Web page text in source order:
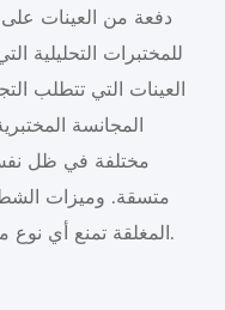
دفعة من العينات على
للمختبرات التحليلية
العينات التي تتطلب
المجانسة
مختلفة في ظل
متسقة. وميزات
المغلقة تمنع أي نوع من التداخلات المحتملة.